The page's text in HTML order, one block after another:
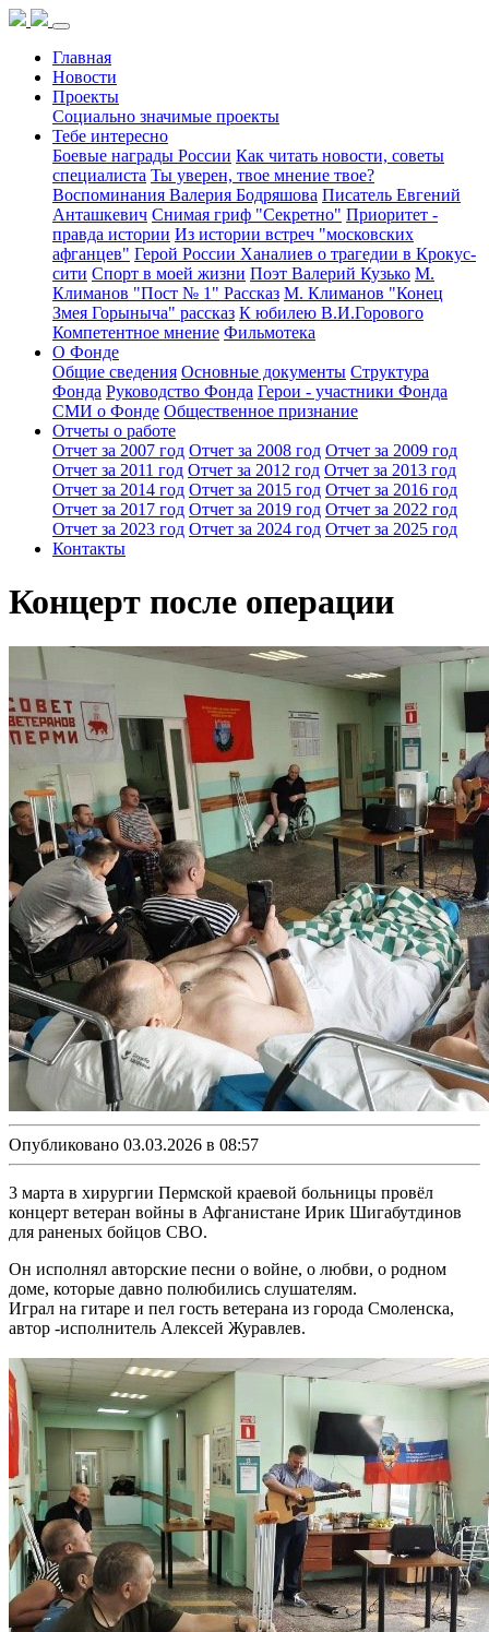
Главная
Новости
Проекты
Социально значимые проекты
Тебе интересно
Боевые награды России Как читать новости, советы
специалиста Ты уверен, твое мнение твое?
Воспоминания Валерия Бодряшова Писатель Евгений
Анташкевич Снимая гриф "Секретно" Приоритет -
правда истории Из истории встреч "московских
афганцев" Герой России Ханалиев о трагедии в Крокус-
сити Спорт в моей жизни Поэт Валерий Кузько М.
Климанов "Пост № 1" Рассказ М. Климанов "Конец
Змея Горыныча" рассказ К юбилею В.И.Горового
Компетентное мнение Фильмотека
О Фонде
Общие сведения Основные документы Структура
Фонда Руководство Фонда Герои - участники Фонда
СМИ о Фонде Общественное признание
Отчеты о работе
Отчет за 2007 год Отчет за 2008 год Отчет за 2009 год
Отчет за 2011 год Отчет за 2012 год Отчет за 2013 год
Отчет за 2014 год Отчет за 2015 год Отчет за 2016 год
Отчет за 2017 год Отчет за 2019 год Отчет за 2022 год
Отчет за 2023 год Отчет за 2024 год Отчет за 2025 год
Контакты
Концерт после операции
Опубликовано 03.03.2026 в 08:57
3 марта в хирургии Пермской краевой больницы провёл
концерт ветеран войны в Афганистане Ирик Шигабутдинов
для раненых бойцов СВО.
Он исполнял авторские песни о войне, о любви, о родном
доме, которые давно полюбились слушателям.
Играл на гитаре и пел гость ветерана из города Смоленска,
автор -исполнитель Алексей Журавлев.